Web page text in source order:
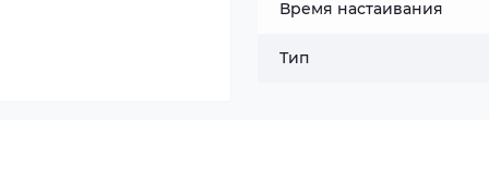
Время настаивания
Тип